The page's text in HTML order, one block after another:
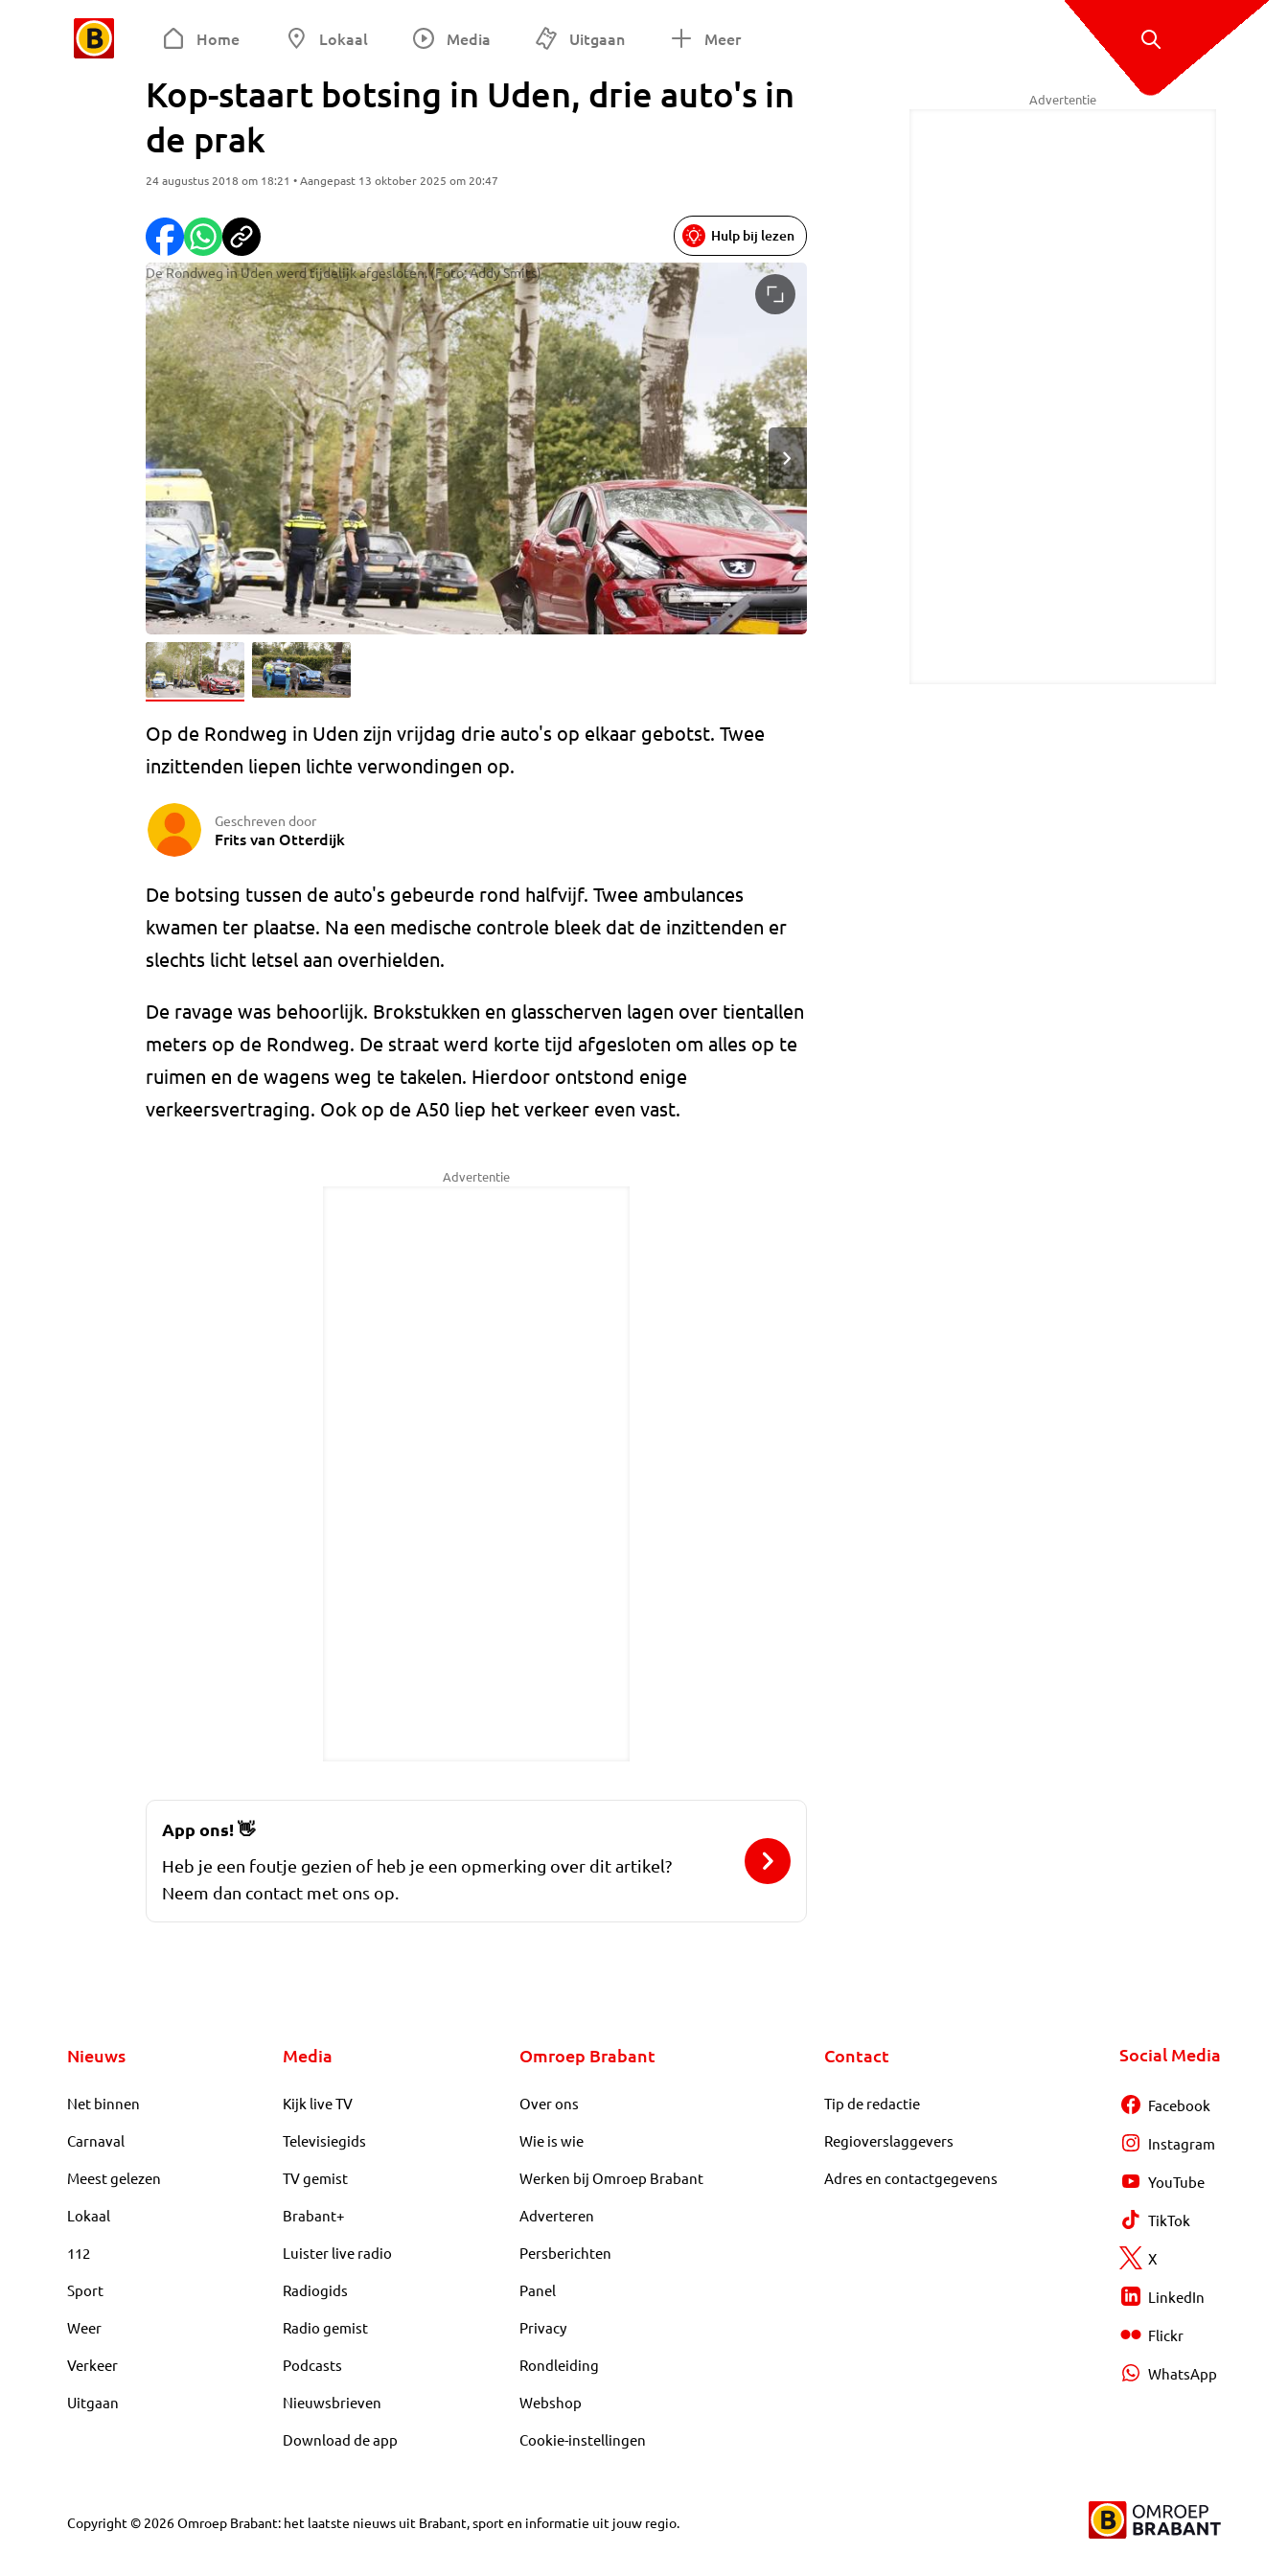
Home Lokaal Media Uitgaan Meer
Kop-staart botsing in Uden, drie auto's in
de prak
24 augustus 2018 om 18:21 • Aangepast 13 oktober 2025 om 20:47
De Rondweg in Uden werd tijdelijk afgesloten. (Foto: Addy Smits)
Hulp bij lezen
Op de Rondweg in Uden zijn vrijdag drie auto's op elkaar gebotst. Twee
inzittenden liepen lichte verwondingen op.
Geschreven door
Frits van Otterdijk
De botsing tussen de auto's gebeurde rond halfvijf. Twee ambulances
kwamen ter plaatse. Na een medische controle bleek dat de inzittenden er
slechts licht letsel aan overhielden.
De ravage was behoorlijk. Brokstukken en glasscherven lagen over tientallen
meters op de Rondweg. De straat werd korte tijd afgesloten om alles op te
ruimen en de wagens weg te takelen. Hierdoor ontstond enige
verkeersvertraging. Ook op de A50 liep het verkeer even vast.
Advertentie
Advertentie
App ons!👋
Heb je een foutje gezien of heb je een opmerking over dit artikel?
Neem dan contact met ons op.
Nieuws
Net binnen
Carnaval
Meest gelezen
Lokaal
112
Sport
Weer
Verkeer
Uitgaan
Media
Kijk live TV
Televisiegids
TV gemist
Brabant+
Luister live radio
Radiogids
Radio gemist
Podcasts
Nieuwsbrieven
Download de app
Omroep Brabant
Over ons
Wie is wie
Werken bij Omroep Brabant
Adverteren
Persberichten
Panel
Privacy
Rondleiding
Webshop
Cookie-instellingen
Contact
Tip de redactie
Regioverslaggevers
Adres en contactgegevens
Social Media
Facebook
Instagram
YouTube
TikTok
X
LinkedIn
Flickr
WhatsApp
Copyright © 2026Omroep Brabant: het laatste nieuws uit Brabant, sport en informatie uit jouw regio.